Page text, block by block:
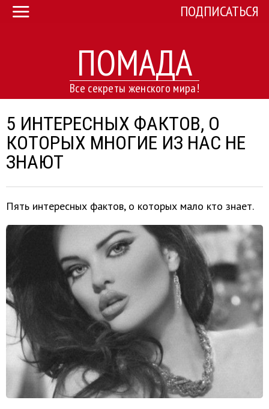
ПОМАДА
Все секреты женского мира!
ПОДПИСАТЬСЯ
5 ИНТЕРЕСНЫХ ФАКТОВ, О
КОТОРЫХ МНОГИЕ ИЗ НАС НЕ
ЗНАЮТ
Пять интересных фактов, о которых мало кто знает.